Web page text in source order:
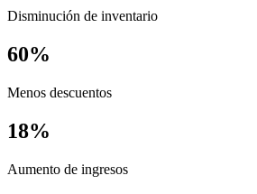
Disminución de inventario
60%
Menos descuentos
18%
Aumento de ingresos